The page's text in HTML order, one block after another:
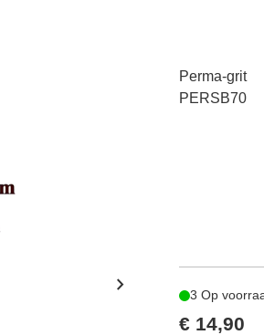
chevron_right
Perma-grit
PERSB70
3 Op
€ 14,90